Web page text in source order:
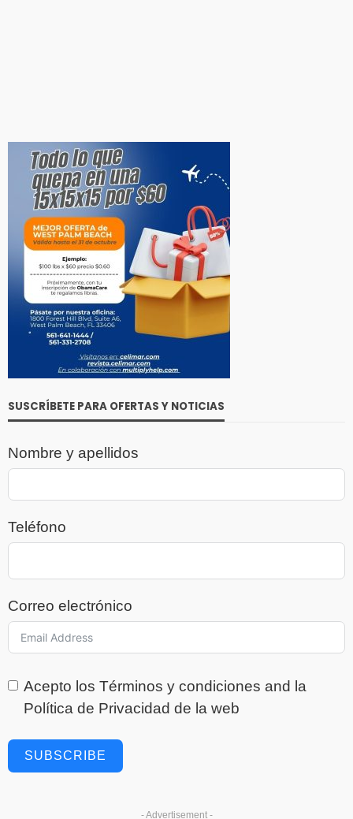
SUSCRÍBETE PARA OFERTAS Y NOTICIAS
Nombre y apellidos
Teléfono
Correo electrónico
Acepto los Términos y condiciones and la
Política de Privacidad de la web
SUBSCRIBE
- Advertisement -